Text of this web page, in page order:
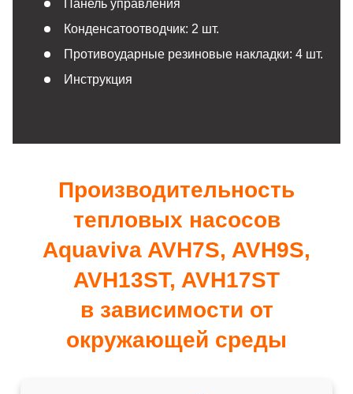
Панель управления
Конденсатоотводчик: 2 шт.
Противоударные резиновые накладки: 4 шт.
Инструкция
Производительность
тепловых насосов
Aquaviva AVH7S, AVH9S,
AVH13ST, AVH17ST
в зависимости от
окружающей среды